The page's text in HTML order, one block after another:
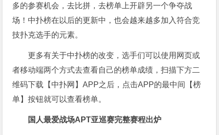
多的参赛机会，去比拼，去榜单上开辟另一个争夺战
场！中扑榜在以后的更新中，也会越来越多加入符合竞
技扑克选手的元素。
更多有关于中扑榜的改变，选手们可以使用网页或
者移动端两个方式去查看自己的榜单成绩，扫描下方二
维码下载【中扑网】APP之后，点击APP的最中间【榜
单】按钮就可以查看榜单。
国人最爱战场APT亚巡赛完整赛程出炉